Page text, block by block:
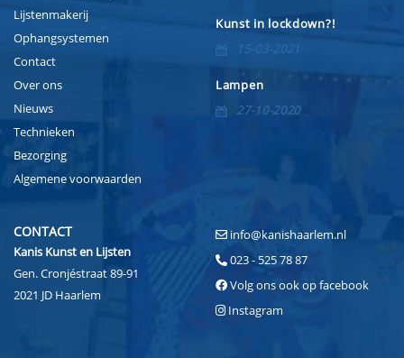
Lijstenmakerij
Ophangsystemen
Contact
Over ons
Nieuws
Technieken
Bezorging
Algemene voorwaarden
Kunst in lockdown?!
15-03-2021
Lampen
27-10-2020
CONTACT
Kanis Kunst en Lijsten
Gen. Cronjéstraat 89-91
2021 JD Haarlem
info@kanishaarlem.nl
023 - 525 78 87
Volg ons ook op facebook
Instagram